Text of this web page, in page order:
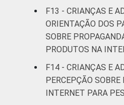
DOMICÍLIO
COM ACESSO
À INTERNET
F13 - CRIANÇAS E
ORIENTAÇÃO DOS
SOBRE
PRODUTOS NA
F14 - CRIANÇAS E
PERCEPÇÃO
INTERNET PARA